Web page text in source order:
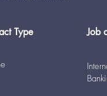
Type Job